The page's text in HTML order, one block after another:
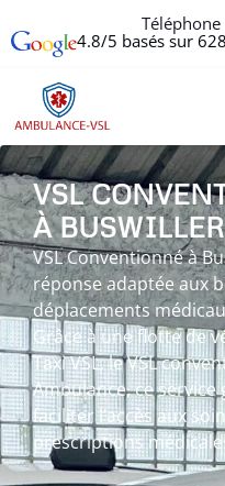
Téléphone
4.8/5 basés sur
VSL
À BUSWILLER
VSL Conventionné à
réponse adaptée aux
déplacements
Grâce à une flotte de
Taxi VSL, le VSL
Ambulance, ce service
faciliter l’accès aux
prescriptions